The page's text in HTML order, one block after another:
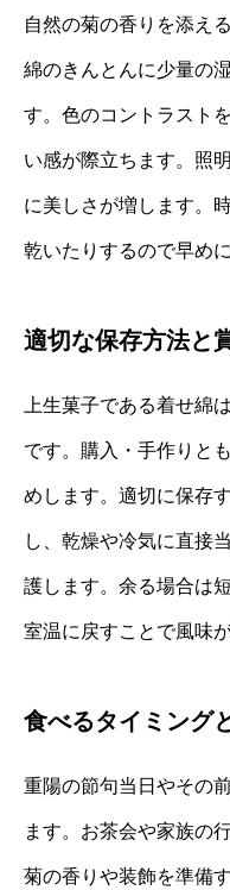
自然の菊の香りを添え
綿のきんとんに少量の
す。色のコントラスト
い感が際立ちます。照
に美しさが増します。
乾いたりするので早め
適切な保存方法と
上生菓子である着せ綿
です。購入・手作りと
めします。適切に保存
し、乾燥や冷気に直接
護します。余る場合は
室温に戻すことで風味
食べるタイミング
重陽の節句当日やその
ます。お茶会や家族の
菊の香りや装飾を準備